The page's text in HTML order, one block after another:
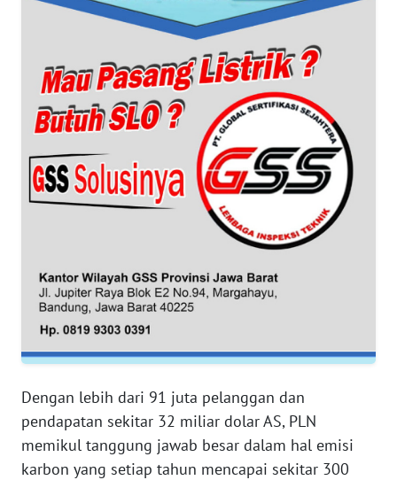
Dengan lebih dari 91 juta pelanggan dan
pendapatan sekitar 32 miliar dolar AS, PLN
memikul tanggung jawab besar dalam hal emisi
karbon yang setiap tahun mencapai sekitar 300
WN
BANTEN
WN
KEPRI
PAPUA
WN
PAPUA
BARAT